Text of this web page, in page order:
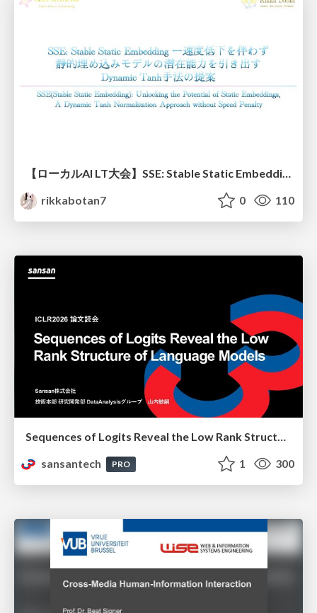
rikkabotan7
0 110
Sequences of Logits Reveal the Low Rank Structure of Language Models
sansantech
PRO 1 300